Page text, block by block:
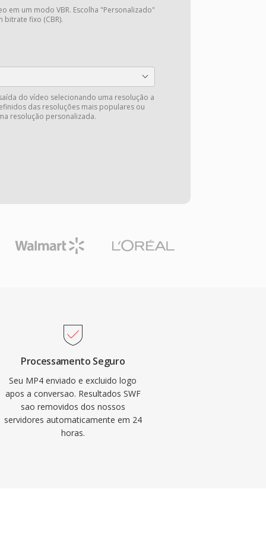
em um modo VBR. Escolha "Personalizado"
bitrate fixo (CBR).
do vídeo selecionando uma resolução a
das resoluções mais populares ou
resolução personalizada.
Processamento Seguro
Seu MP4 enviado e excluido logo
apos a conversao. Resultados SWF
sao removidos dos nossos
servidores automaticamente em 24
horas.